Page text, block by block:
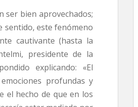
bien aprovechados;
sentido, este fenómeno
cautivante (hasta la
presidente de la
explicando: «El
profundas y
el hecho de que en los